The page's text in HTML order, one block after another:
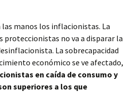
manos los inflacionistas. La
proteccionistas no va a disparar la
La sobrecapacidad
económico se ve afectado,
en caída de consumo y
superiores a los que